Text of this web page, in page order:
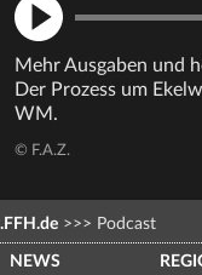
Mehr Ausgaben und
Der Prozess um
WM.
© F.A.Z.
>>> Podcast
NEWS